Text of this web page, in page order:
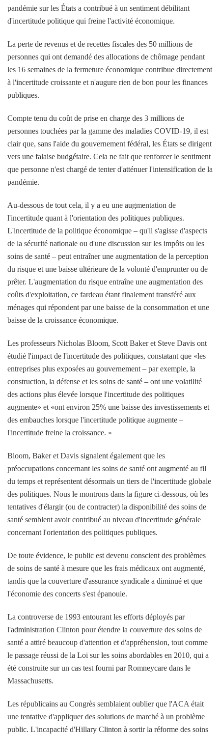
pandémie sur les États a contribué à un sentiment débilitant
d'incertitude politique qui freine l'activité économique.
La perte de revenus et de recettes fiscales des 50 millions de
personnes qui ont demandé des allocations de chômage pendant
les 16 semaines de la fermeture économique contribue directement
à l'incertitude croissante et n'augure rien de bon pour les finances
publiques.
Compte tenu du coût de prise en charge des 3 millions de
personnes touchées par la gamme des maladies COVID-19, il est
clair que, sans l'aide du gouvernement fédéral, les États se dirigent
vers une falaise budgétaire. Cela ne fait que renforcer le sentiment
que personne n'est chargé de tenter d'atténuer l'intensification de la
pandémie.
Au-dessous de tout cela, il y a eu une augmentation de
l'incertitude quant à l'orientation des politiques publiques.
L'incertitude de la politique économique – qu'il s'agisse d'aspects
de la sécurité nationale ou d'une discussion sur les impôts ou les
soins de santé – peut entraîner une augmentation de la perception
du risque et une baisse ultérieure de la volonté d'emprunter ou de
prêter. L'augmentation du risque entraîne une augmentation des
coûts d'exploitation, ce fardeau étant finalement transféré aux
ménages qui répondent par une baisse de la consommation et une
baisse de la croissance économique.
Les professeurs Nicholas Bloom, Scott Baker et Steve Davis ont
étudié l'impact de l'incertitude des politiques, constatant que «les
entreprises plus exposées au gouvernement – par exemple, la
construction, la défense et les soins de santé – ont une volatilité
des actions plus élevée lorsque l'incertitude des politiques
augmente» et «ont environ 25% une baisse des investissements et
des embauches lorsque l'incertitude politique augmente –
l'incertitude freine la croissance. »
Bloom, Baker et Davis signalent également que les
préoccupations concernant les soins de santé ont augmenté au fil
du temps et représentent désormais un tiers de l'incertitude globale
des politiques. Nous le montrons dans la figure ci-dessous, où les
tentatives d'élargir (ou de contracter) la disponibilité des soins de
santé semblent avoir contribué au niveau d'incertitude générale
concernant l'orientation des politiques publiques.
De toute évidence, le public est devenu conscient des problèmes
de soins de santé à mesure que les frais médicaux ont augmenté,
tandis que la couverture d'assurance syndicale a diminué et que
l'économie des concerts s'est épanouie.
La controverse de 1993 entourant les efforts déployés par
l'administration Clinton pour étendre la couverture des soins de
santé a attiré beaucoup d'attention et d'appréhension, tout comme
le passage réussi de la Loi sur les soins abordables en 2010, qui a
été construite sur un cas test fourni par Romneycare dans le
Massachusetts.
Les républicains au Congrès semblaient oublier que l'ACA était
une tentative d'appliquer des solutions de marché à un problème
public. L'incapacité d'Hillary Clinton à sortir la réforme des soins